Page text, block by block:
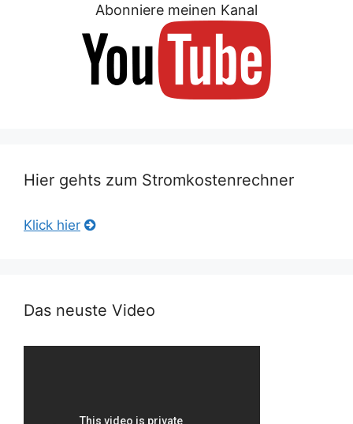
Abonniere meinen Kanal
Hier gehts zum Stromkostenrechner
Klick hier
Das neuste Video